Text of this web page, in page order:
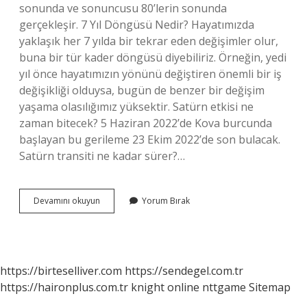
sonunda ve sonuncusu 80’lerin sonunda
gerçekleşir. 7 Yıl Döngüsü Nedir? Hayatımızda
yaklaşık her 7 yılda bir tekrar eden değişimler olur,
buna bir tür kader döngüsü diyebiliriz. Örneğin, yedi
yıl önce hayatımızın yönünü değiştiren önemli bir iş
değişikliği olduysa, bugün de benzer bir değişim
yaşama olasılığımız yüksektir. Satürn etkisi ne
zaman bitecek? 5 Haziran 2022’de Kova burcunda
başlayan bu gerileme 23 Ekim 2022’de son bulacak.
Satürn transiti ne kadar sürer?…
Devamını okuyun
Döngüsü
Yorum Bırak
https://birteselliver.com https://sendegel.com.tr
https://haironplus.com.tr knight online nttgame Sitemap